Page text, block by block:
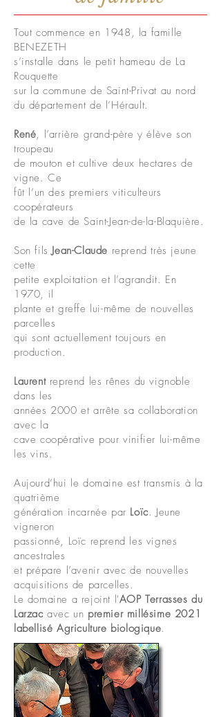
Tout commence en 1948, la famille
BENEZETH
s’installe dans le petit hameau de La
Rouquette
sur la commune de Saint-Privat au nord
du département de l’Hérault.
René, l’arrière grand-père y élève son
troupeau
de mouton et cultive deux hectares de
vigne. Ce
fût l’un des premiers viticulteurs
coopérateurs
de la cave de Saint-Jean-de-la-Blaquière.
Son filsJean-Claude reprend très jeune
cette
petite exploitation et l’agrandit. En
1970, il
plante et greffe lui-même de nouvelles
parcelles
qui sont actuellement toujours en
production.
Laurentreprend les rênes du vignoble
dans les
années 2000 et arrête sa collaboration
avec la
cave coopérative pour vinifier lui-même
les vins.
Aujourd’hui le domaine est transmis à la
quatrième
génération incarnée par Loïc. Jeune
vigneron
passionné, Loïc reprend les vignes
ancestrales
et prépare l’avenir avec de nouvelles
acquisitions de parcelles.
Le domaine a rejoint l'AOP Terrasses du
Larzacavec un premier millésime 2021
labellisé Agriculture biologique.